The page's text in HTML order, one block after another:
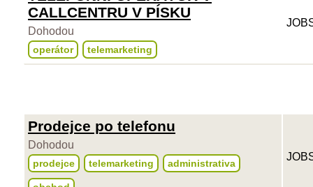
CALLCENTRU V PÍSKU
Dohodou
operátor telemarketing
Prodejce po telefonu
Dohodou
prodejce telemarketing administrativa